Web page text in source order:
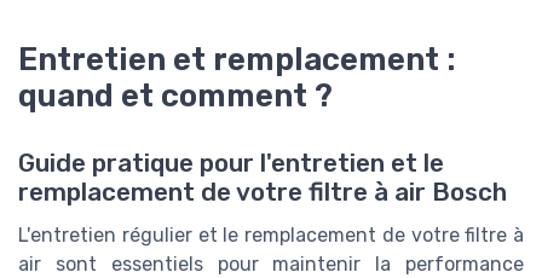
Entretien et remplacement :
quand et comment ?
Guide pratique pour l'entretien et le
remplacement de votre filtre à air Bosch
L'entretien régulier et le remplacement de votre filtre à
air sont essentiels pour maintenir la performance